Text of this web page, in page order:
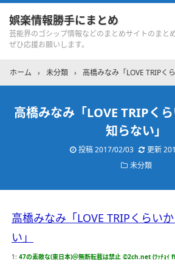
娯楽情報勝手にまとめ
芸能界のゴシップ情報などのまとめサイトのまと
ぜひ応援お願いします。
ホーム › 未分類 › 高橋みなみ「LOVE TRIPく
高橋みなみ「LOVE TRIPく
知らない」
投稿2017/02/03 更新
未分類
高橋みなみ「LOVE TRIPくらい
い」
1: 47の素敵な(東日本)＠無断転載は禁止 ©2ch.net (ﾜｯﾁｮｲ